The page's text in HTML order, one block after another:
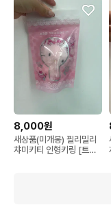
8,000원
새상품(미개봉) 필리밀리
챠미키티 인형키링 [트윙